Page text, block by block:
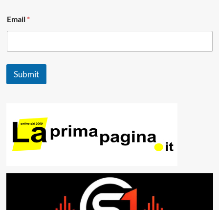
Email *
Submit